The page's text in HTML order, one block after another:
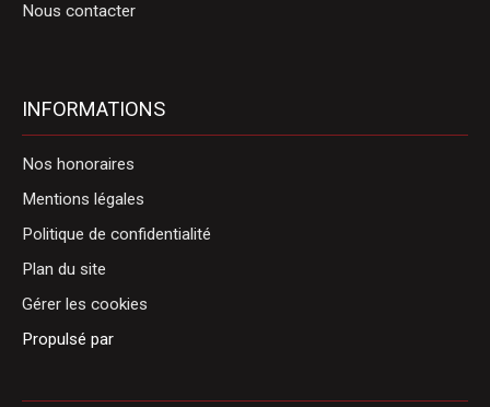
Nous contacter
INFORMATIONS
Nos honoraires
Mentions légales
Politique de confidentialité
Plan du site
Gérer les cookies
Propulsé par